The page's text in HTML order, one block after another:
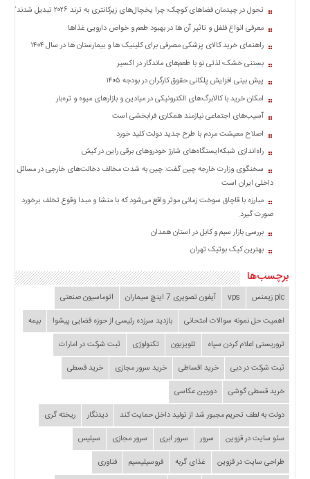
تحول در چیدمان فضاهای کوچک؛ چرا یخچال‌های زیرکانتری به ترند ۲۰۲۶ تبدیل شدند؟
معرفی انواع فلفل و تاثیر آن ‌ها در بهبود طعم و خواص دارویی غذاها
راهنمای خرید کالای پزشکی مصرفی برای کلینیک ها و بیمارستان ها در سال ۱۴۰۴
بستنی خشک؛ لذتی نو با طعم‌های ماندگار در اکسیر
پیش بینی افزایش پلکانی حقوق کارگران در بودجه ۱۴۰۵
امکان خرید با کالابرگ‌های الکترونیکی در میادین و بازارهای میوه و تره‌بار
آسیب‌های اجتماعی نیازمند همکاری فرابخشی است
اصلاح معیشت مردم با طرح جدید دولت کلید خورد
راه‌اندازی شبکه‌ایستگاه‌های شارژ خودروهای برقی راین در کیش
سخنگوی وزارت خارجه چین گفت: چین به شدت مخالف دخالت‌های خارجی در مسائل
داخلی ایران است
مبارزه با قاچاق سوخت زمانی موثر واقع می‌شود که با منشا و مبدا وقوع تخلف برخورد
صورت گیرد.
بررسی بازار سیم و کابل در استان همدان
بهترین کیک بوتیک تهران
برچسب‌ها
plc زیمنس vps آیفون تصویری 7 اینچ سیماران
اتوماسیون صنعتی
اهمیت حل نمونه سوالات امتحانی
بازدید سرزده‌ رئیسی از حوزه قضایی ‌پیشوا
بیمه
تروریستی اعلام کردن سپاه
تلویزیون تکنولوژی
ثبت شرکت در امارات
ثبت شرکت در دبی
خرید اقساطی خرید سرور مجازی
خرید قسطی
خرید قسطی گوشی
دوربین عکاسی
دولت به لطف تحریم مجبور شد از تولید داخل حمایت کند
دیدنگار
ریخته گری
سئو سایت در قزوین
سرور سرور ابری سرور مجازی
سیلیس
طراحی سایت در قزوین
غذای گربه فروسیلیسیم
فناوری